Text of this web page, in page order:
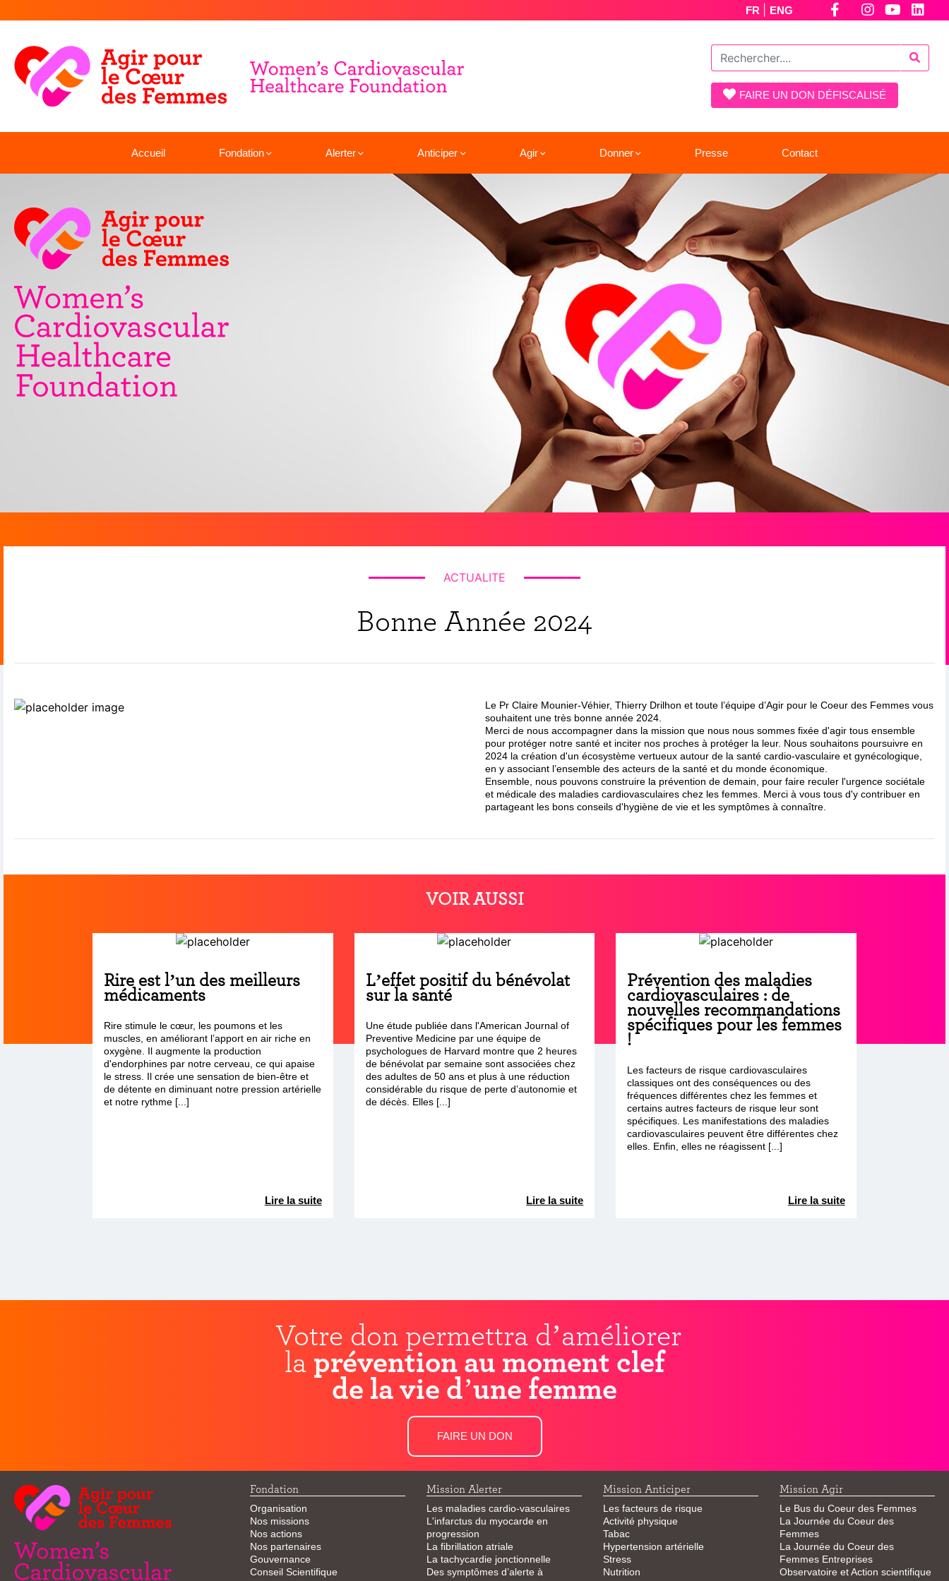
FR ENG
FAIRE UN DON DÉFISCALISÉ
Accueil Fondation Alerter Anticiper Agir Donner Presse Contact
ACTUALITE
Bonne Année 2024
Le Pr Claire Mounier-Véhier, Thierry Drilhon et toute l’équipe d’Agir pour le Coeur des Femmes vous
souhaitent une très bonne année 2024.
Merci de nous accompagner dans la mission que nous nous sommes fixée d'agir tous ensemble
pour protéger notre santé et inciter nos proches à protéger la leur. Nous souhaitons poursuivre en
2024 la création d'un écosystème vertueux autour de la santé cardio-vasculaire et gynécologique,
en y associant l’ensemble des acteurs de la santé et du monde économique.
Ensemble, nous pouvons construire la prévention de demain, pour faire reculer l'urgence sociétale
et médicale des maladies cardiovasculaires chez les femmes. Merci à vous tous d'y contribuer en
partageant les bons conseils d'hygiène de vie et les symptômes à connaître.
VOIR AUSSI
Rire est l’un des meilleurs
médicaments
Rire stimule le cœur, les poumons et les
muscles, en améliorant l’apport en air riche en
oxygène. Il augmente la production
d'endorphines par notre cerveau, ce qui apaise
le stress. Il crée une sensation de bien-être et
de détente en diminuant notre pression artérielle
et notre rythme [...]
Lire la suite
L’effet positif du bénévolat
sur la santé
Une étude publiée dans l'American Journal of
Preventive Medicine par une équipe de
psychologues de Harvard montre que 2 heures
de bénévolat par semaine sont associées chez
des adultes de 50 ans et plus à une réduction
considérable du risque de perte d’autonomie et
de décès. Elles [...]
Lire la suite
Prévention des maladies
cardiovasculaires : de
nouvelles recommandations
spécifiques pour les femmes
!
Les facteurs de risque cardiovasculaires
classiques ont des conséquences ou des
fréquences différentes chez les femmes et
certains autres facteurs de risque leur sont
spécifiques. Les manifestations des maladies
cardiovasculaires peuvent être différentes chez
elles. Enfin, elles ne réagissent [...]
Lire la suite
Votre don permettra d’améliorer
la prévention au moment clef
de la vie d’une femme
FAIRE UN DON
Fondation
Organisation
Nos missions
Nos actions
Nos partenaires
Gouvernance
Conseil Scientifique
Mission Alerter
Les maladies cardio-vasculaires
L'infarctus du myocarde en
progression
La fibrillation atriale
La tachycardie jonctionnelle
Des symptômes d’alerte à
Mission Anticiper
Les facteurs de risque
Activité physique
Tabac
Hypertension artérielle
Stress
Nutrition
Mission Agir
Le Bus du Coeur des Femmes
La Journée du Coeur des
Femmes
La Journée du Coeur des
Femmes Entreprises
Observatoire et Action scientifique